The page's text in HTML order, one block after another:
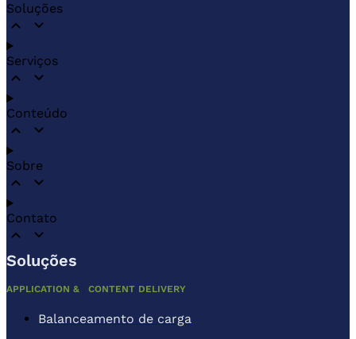
Soluções
Serviços
Conteúdo
Sobre
Contato
Soluções
APPLICATION & CONTENT DELIVERY
Balanceamento de carga